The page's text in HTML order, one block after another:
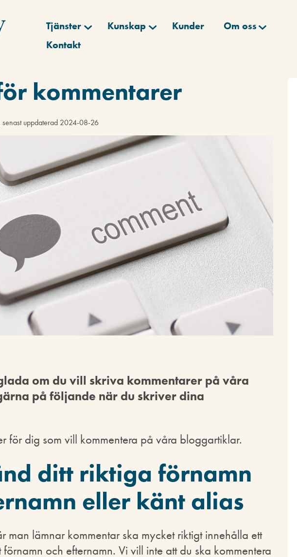
Tjänster Kunskap Kunder
Om oss
Kontakt
kommentarer
senast uppdaterad 2024-08-26
om du vill skriva kommentarer på våra
på följande när du skriver dina
för dig som vill kommentera på våra bloggartiklar.
ditt riktiga förnamn
eller känt alias
man lämnar kommentar ska mycket riktigt innehålla ett
och efternamn. Vi vill inte att du ska kommentera